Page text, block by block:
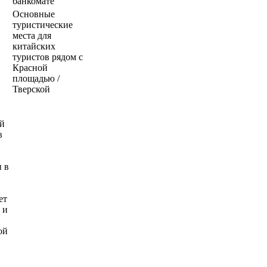
Основные
туристические
места для
китайских
туристов рядом с
Красной
площадью /
Тверской